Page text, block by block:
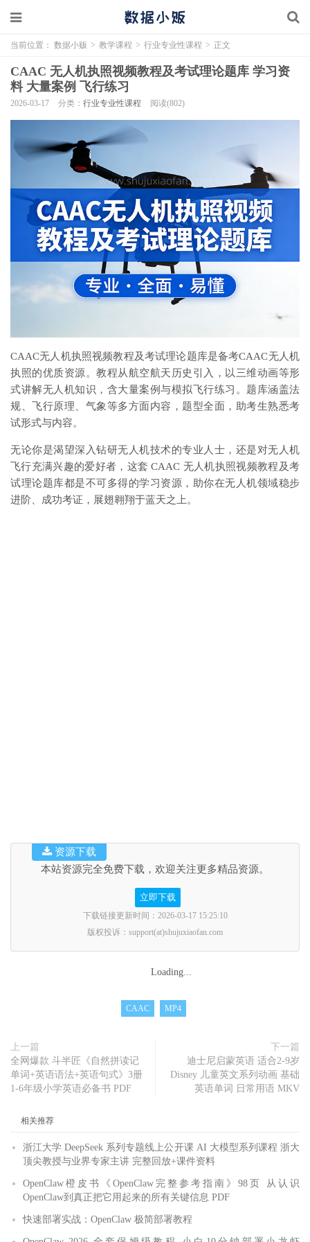
当前位置： 数据小贩 > 教学课程 > 行业专业性课程 > 正文
CAAC 无人机执照视频教程及考试理论题库 学习资
料 大量案例 飞行练习
2026-03-17 分类： 行业专业性课程 阅读(802)
CAAC无人机执照视频教程及考试理论题库是备考CAAC无人机
执照的优质资源。教程从航空航天历史引入，以三维动画等形
式讲解无人机知识，含大量案例与模拟飞行练习。题库涵盖法
规、飞行原理、气象等多方面内容，题型全面，助考生熟悉考
试形式与内容。
无论你是渴望深入钻研无人机技术的专业人士，还是对无人机
飞行充满兴趣的爱好者，这套 CAAC 无人机执照视频教程及考
试理论题库都是不可多得的学习资源，助你在无人机领域稳步
进阶、成功考证，展翅翱翔于蓝天之上。
本站资源完全免费下载，欢迎关注更多精品资源。
立即下载
下载链接更新时间：2026-03-17 15:25:10
版权投诉：support(at)shujuxiaofan.com
资源下载
Loading...
CAAC MP4
上一篇
全网爆款 斗半匠《自然拼读记
单词+英语语法+英语句式》3册
1-6年级小学英语必备书 PDF
下一篇
迪士尼启蒙英语 适合2-9岁
Disney 儿童英文系列动画 基础
英语单词 日常用语 MKV
相关推荐
浙江大学 DeepSeek 系列专题线上公开课 AI 大模型系列课程 浙大
顶尖教授与业界专家主讲 完整回放+课件资料
OpenClaw橙皮书《OpenClaw完整参考指南》98页 从认识
OpenClaw到真正把它用起来的所有关键信息 PDF
快速部署实战：OpenClaw 极简部署教程